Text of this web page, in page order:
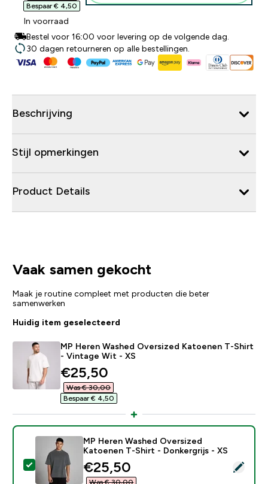
Bespaar € 4,50‎
In voorraad
Bestel voor 16:00 voor levering op de volgende dag.
30 dagen retourneren op alle bestellingen.
Beschrijving
Stijl opmerkingen
Product Details
Vaak samen gekocht
Maak je routine compleet met producten die beter
samenwerken
Huidig item geselecteerd
MP Heren Washed Oversized Katoenen T-Shirt
- Vintage Wit - XS
discounted price
€25,50‎
Was € 30,00‎
Bespaar € 4,50‎
Selecteer dit product - MP Heren Washed Oversized
MP Heren Washed Oversized
Katoenen T-Shirt - Donkergrijs - XS
discounted price
€25,50‎
Was € 30,00‎